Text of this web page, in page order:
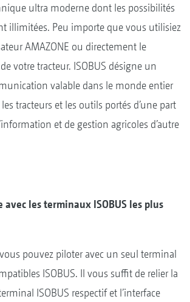
ultra moderne dont les possibilités
illimitées. Peu importe que vous utilisiez
AMAZONE ou directement le
votre tracteur. ISOBUS désigne un
valable dans le monde entier
tracteurs et les outils portés d’une part
et de gestion agricoles d’autre
avec les terminaux ISOBUS les plus
pouvez piloter avec un seul terminal
ISOBUS. Il vous suffit de relier la
ISOBUS respectif et l’interface